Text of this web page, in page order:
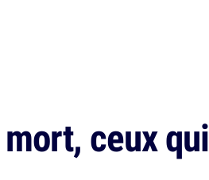
ceux qui